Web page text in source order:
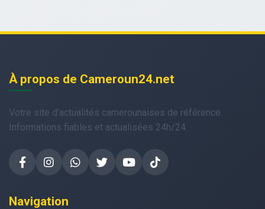
À propos de Cameroun24.net
Votre site d'actualités camerounaises de référence.
Informations fiables et actualisées 24h/24.
Navigation